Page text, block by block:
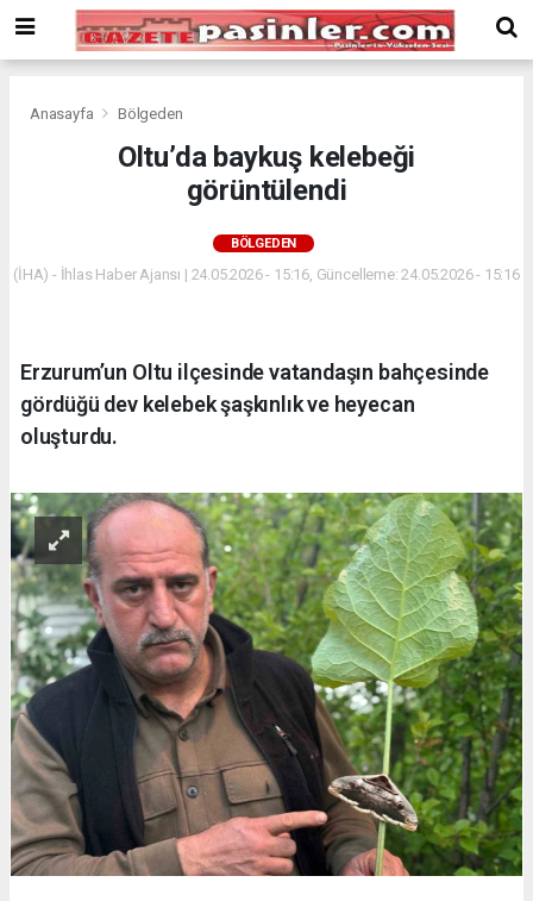
Bonusu
Veren
deneme
siteler
Veren
Anasayfa Bölgeden
Oltu’da baykuş kelebeği
görüntülendi
BÖLGEDEN
(İHA) - İhlas Haber Ajansı | 24.05.2026 - 15:16, Güncelleme: 24.05.2026 - 15:16
Erzurum’un Oltu ilçesinde vatandaşın bahçesinde
gördüğü dev kelebek şaşkınlık ve heyecan
oluşturdu.